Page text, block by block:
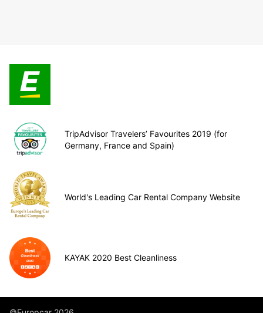
TripAdvisor Travelers’ Favourites 2019 (for
Germany, France and Spain)
World's Leading Car Rental Company Website
KAYAK 2020 Best Cleanliness